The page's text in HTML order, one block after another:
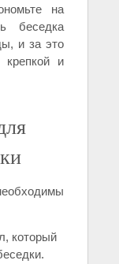
на
беседка
и за это
крепкой и
который